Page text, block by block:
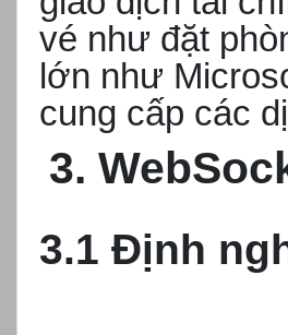
vé như đặt
lớn như
cung cấp các
3.
3.1 Định